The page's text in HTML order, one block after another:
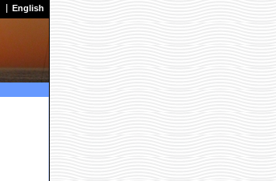
English